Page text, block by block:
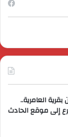
العامرية..
إلى موقع الحادث